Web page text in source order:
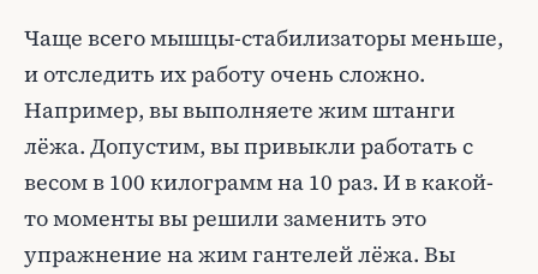
Чаще всего мышцы-стабилизаторы меньше,
и отследить их работу очень сложно.
Например, вы выполняете жим штанги
лёжа. Допустим, вы привыкли работать с
весом в 100 килограмм на 10 раз. И в какой-
то моменты вы решили заменить это
упражнение на жим гантелей лёжа. Вы